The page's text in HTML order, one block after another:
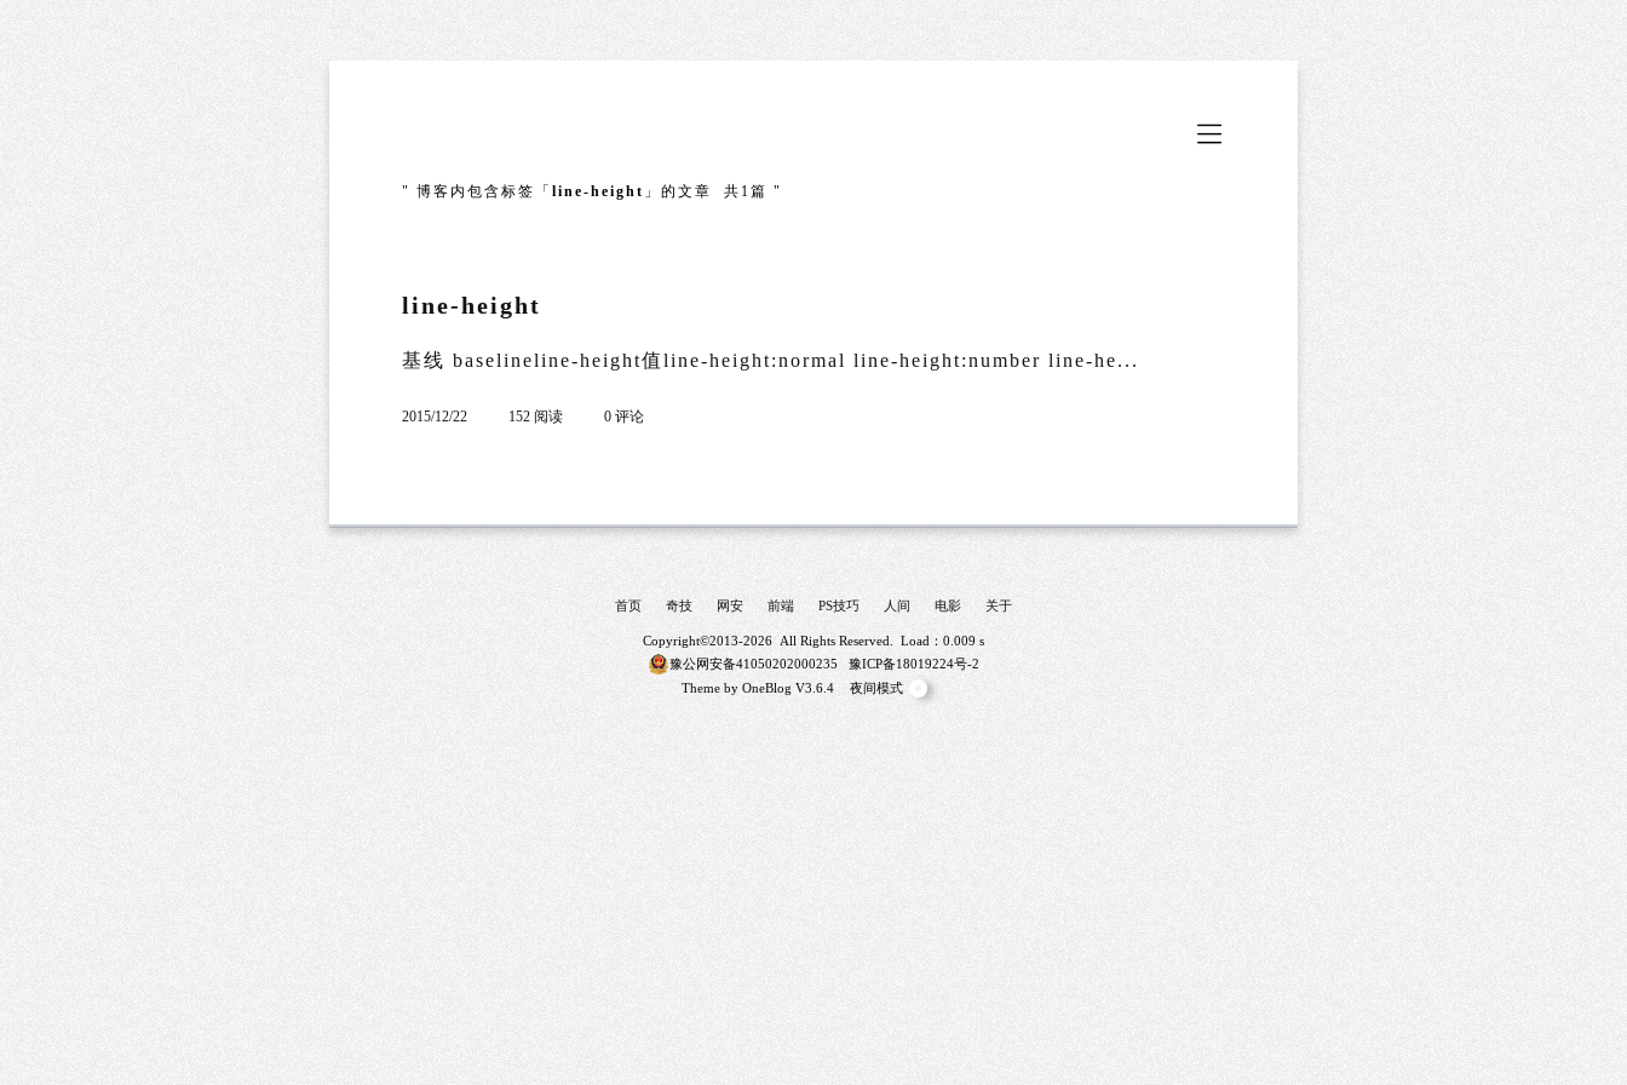
" 博客内包含标签「 line-height 」的文章 共1篇 "
line-height
基线 baselineline-height值line-height:normal line-height:number line-he...
2015/12/22 152 阅读 0 评论
首页 奇技 网安 前端 PS技巧 人间 电影 关于
Copyright©2013-2026 All Rights Reserved. Load：0.009 s
豫公网安备41050202000235
豫ICP备18019224号-2
Theme by OneBlog V3.6.4 夜间模式